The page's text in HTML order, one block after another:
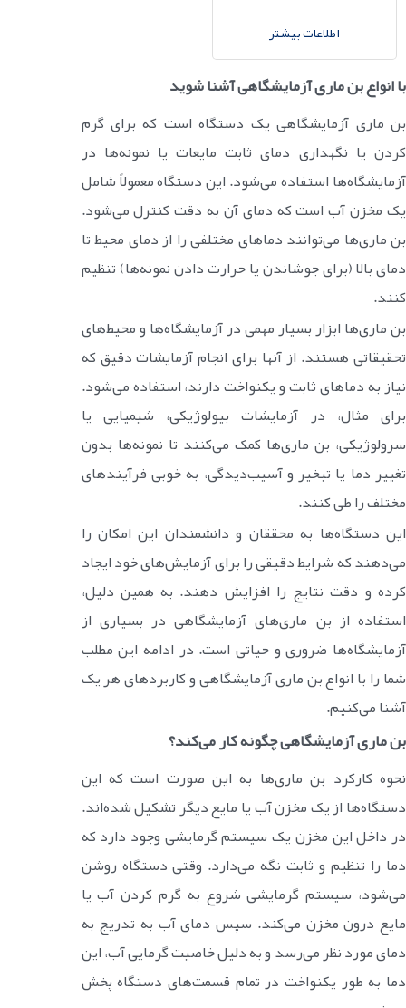
اطلاعات بیشتر
با انواع بن ماری آزمایشگاهی آشنا شوید
بن ماری آزمایشگاهی یک دستگاه است که برای گرم
کردن یا نگهداری دمای ثابت مایعات یا نمونه‌ها در
آزمایشگاه‌ها استفاده می‌شود. این دستگاه معمولاً شامل
یک مخزن آب است که دمای آن به دقت کنترل می‌شود.
بن ماری‌ها می‌توانند دماهای مختلفی را از دمای محیط تا
دمای بالا (برای جوشاندن یا حرارت دادن نمونه‌ها) تنظیم
کنند.
بن ماری‌ها ابزار بسیار مهمی در آزمایشگاه‌ها و محیط‌های
تحقیقاتی هستند. از آنها برای انجام آزمایشات دقیق که
نیاز به دماهای ثابت و یکنواخت دارند، استفاده می‌شود.
برای مثال، در آزمایشات بیولوژیکی، شیمیایی یا
سرولوژیکی، بن ماری‌ها کمک می‌کنند تا نمونه‌ها بدون
تغییر دما یا تبخیر و آسیب‌دیدگی، به خوبی فرآیندهای
مختلف را طی کنند.
این دستگاه‌ها به محققان و دانشمندان این امکان را
می‌دهند که شرایط دقیقی را برای آزمایش‌های خود ایجاد
کرده و دقت نتایج را افزایش دهند. به همین دلیل،
استفاده از بن ماری‌های آزمایشگاهی در بسیاری از
آزمایشگاه‌ها ضروری و حیاتی است. در ادامه این مطلب
شما را با انواع بن ماری آزمایشگاهی و کاربردهای هر یک
آشنا می‌کنیم.
بن ماری آزمایشگاهی چگونه کار می‌کند؟
نحوه کارکرد بن ماری‌ها به این صورت است که این
دستگاه‌ها از یک مخزن آب یا مایع دیگر تشکیل شده‌اند.
در داخل این مخزن یک سیستم گرمایشی وجود دارد که
دما را تنظیم و ثابت نگه می‌دارد. وقتی دستگاه روشن
می‌شود، سیستم گرمایشی شروع به گرم کردن آب یا
مایع درون مخزن می‌کند. سپس دمای آب به تدریج به
دمای مورد نظر می‌رسد و به دلیل خاصیت گرمایی آب، این
دما به طور یکنواخت در تمام قسمت‌های دستگاه پخش